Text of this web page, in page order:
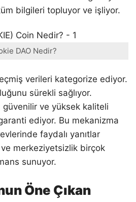
bilgileri topluyor ve işliyor.
DAO Nedir?
verileri kategorize ediyor.
sürekli sağlıyor.
güvenilir ve yüksek kaliteli
ediyor. Bu mekanizma
faydalı yanıtlar
merkeziyetsizlik birçok
sunuyor.
Öne Çıkan